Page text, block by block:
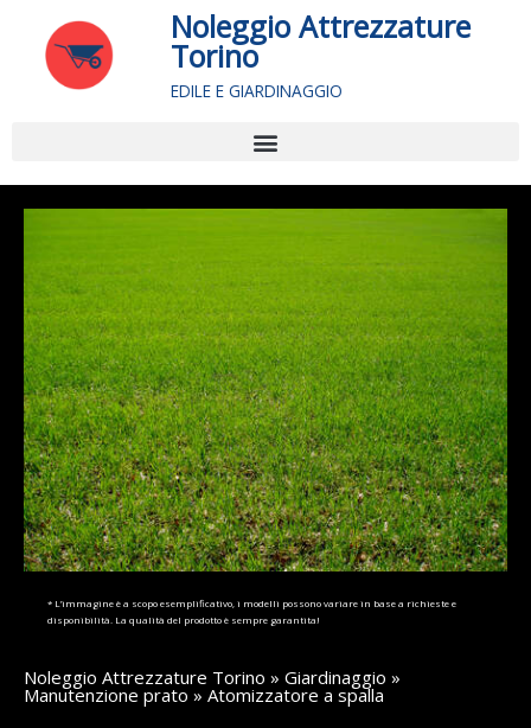
contenuto
Noleggio Attrezzature
Torino
EDILE E GIARDINAGGIO
Noleggio Attrezzature Torino » Giardinaggio »
Manutenzione prato » Atomizzatore a spalla
* L’immagine è a scopo esemplificativo, i modelli possono variare in base a richieste e
disponibilità. La qualità del prodotto è sempre garantita!